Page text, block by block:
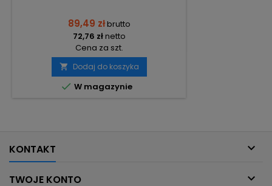
89,49 złbrutto
72,76 złnetto
Cena za szt.
 Dodaj do koszyka
 W magazynie
KONTAKT 
TWOJE KONTO 